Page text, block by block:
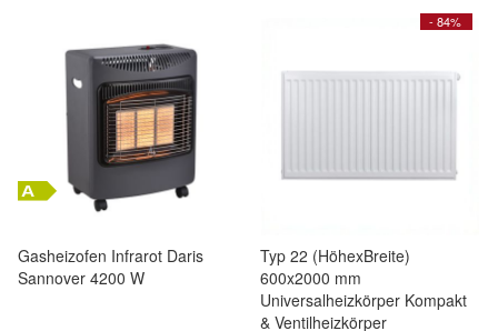
Gasheizofen Infrarot Daris
Sannover 4200 W
- 84%
Typ 22 (HöhexBreite)
600x2000 mm
Universalheizkörper Kompakt
& Ventilheizkörper